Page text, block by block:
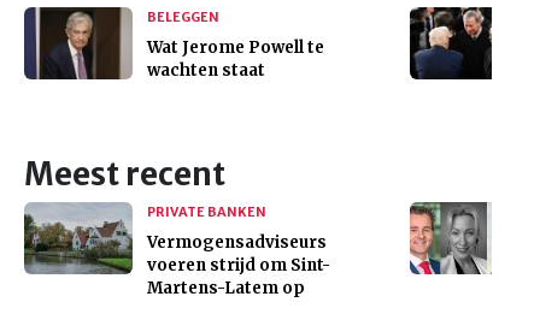
BELEGGEN
Wat Jerome Powell te
wachten staat
Meest recent
PRIVATE BANKEN
Vermogensadviseurs
voeren strijd om Sint-
Martens-Latem op